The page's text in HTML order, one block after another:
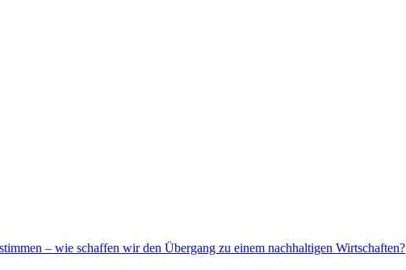
– wie schaffen wir den Übergang zu einem nachhaltigen Wirtschaften?